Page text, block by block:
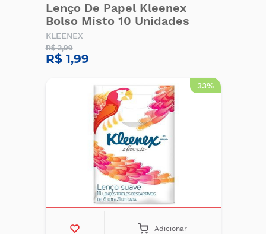
Lenço De Papel Kleenex
Bolso Misto 10 Unidades
KLEENEX
R$ 2,99
R$ 1,99
33%
Adicionar